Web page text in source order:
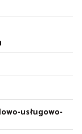
usługowo-